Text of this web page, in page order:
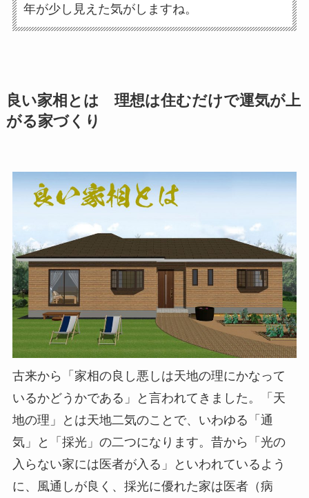
年が少し見えた気がしますね。
良い家相とは 理想は住むだけで運気が上
がる家づくり
古来から「家相の良し悪しは天地の理にかなって
いるかどうかである」と言われてきました。「天
地の理」とは天地二気のことで、いわゆる「通
気」と「採光」の二つになります。昔から「光の
入らない家には医者が入る」といわれているよう
に、風通しが良く、採光に優れた家は医者（病